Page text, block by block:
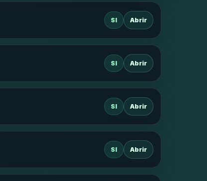
SI Abrir
SI Abrir
SI Abrir
SI Abrir